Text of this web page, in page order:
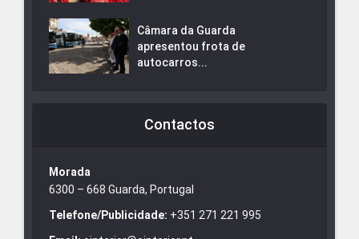
Câmara da Guarda
apresentou frota de
autocarros...
Contactos
Morada
6300 – 668 Guarda, Portugal
Telefone/Publicidade: +351 271 221 995